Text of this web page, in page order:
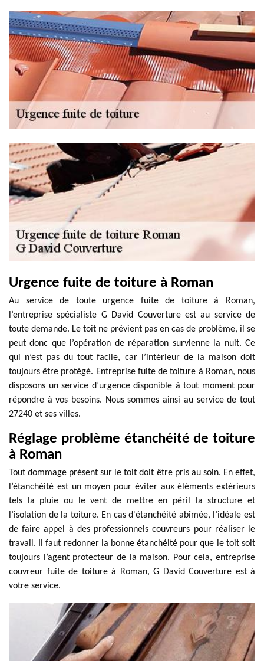
Urgence fuite de toiture à Roman
Au service de toute urgence fuite de toiture à Roman,
l’entreprise spécialiste G David Couverture est au service de
toute demande. Le toit ne prévient pas en cas de problème, il se
peut donc que l’opération de réparation survienne la nuit. Ce
qui n’est pas du tout facile, car l’intérieur de la maison doit
toujours être protégé. Entreprise fuite de toiture à Roman, nous
disposons un service d’urgence disponible à tout moment pour
répondre à vos besoins. Nous sommes ainsi au service de tout
27240 et ses villes.
Réglage problème étanchéité de toiture
à Roman
Tout dommage présent sur le toit doit être pris au soin. En effet,
l’étanchéité est un moyen pour éviter aux éléments extérieurs
tels la pluie ou le vent de mettre en péril la structure et
l’isolation de la toiture. En cas d'étanchéité abîmée, l’idéale est
de faire appel à des professionnels couvreurs pour réaliser le
travail. Il faut redonner la bonne étanchéité pour que le toit soit
toujours l’agent protecteur de la maison. Pour cela, entreprise
couvreur fuite de toiture à Roman, G David Couverture est à
votre service.